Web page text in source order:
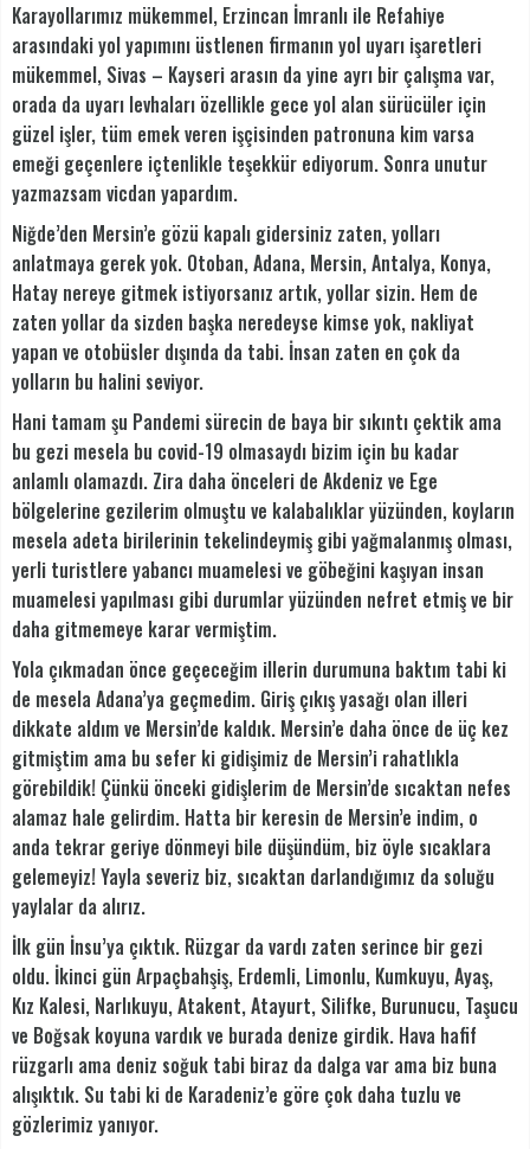
Karayollarımız mükemmel, Erzincan İmranlı ile Refahiye
arasındaki yol yapımını üstlenen firmanın yol uyarı işaretleri
mükemmel, Sivas – Kayseri arasın da yine ayrı bir çalışma var,
orada da uyarı levhaları özellikle gece yol alan sürücüler için
güzel işler, tüm emek veren işçisinden patronuna kim varsa
emeği geçenlere içtenlikle teşekkür ediyorum. Sonra unutur
yazmazsam vicdan yapardım.
Niğde’den Mersin’e gözü kapalı gidersiniz zaten, yolları
anlatmaya gerek yok. Otoban, Adana, Mersin, Antalya, Konya,
Hatay nereye gitmek istiyorsanız artık, yollar sizin. Hem de
zaten yollar da sizden başka neredeyse kimse yok, nakliyat
yapan ve otobüsler dışında da tabi. İnsan zaten en çok da
yolların bu halini seviyor.
Hani tamam şu Pandemi sürecin de baya bir sıkıntı çektik ama
bu gezi mesela bu covid-19 olmasaydı bizim için bu kadar
anlamlı olamazdı. Zira daha önceleri de Akdeniz ve Ege
bölgelerine gezilerim olmuştu ve kalabalıklar yüzünden, koyların
mesela adeta birilerinin tekelindeymiş gibi yağmalanmış olması,
yerli turistlere yabancı muamelesi ve göbeğini kaşıyan insan
muamelesi yapılması gibi durumlar yüzünden nefret etmiş ve bir
daha gitmemeye karar vermiştim.
Yola çıkmadan önce geçeceğim illerin durumuna baktım tabi ki
de mesela Adana’ya geçmedim. Giriş çıkış yasağı olan illeri
dikkate aldım ve Mersin’de kaldık. Mersin’e daha önce de üç kez
gitmiştim ama bu sefer ki gidişimiz de Mersin’i rahatlıkla
görebildik! Çünkü önceki gidişlerim de Mersin’de sıcaktan nefes
alamaz hale gelirdim. Hatta bir keresin de Mersin’e indim, o
anda tekrar geriye dönmeyi bile düşündüm, biz öyle sıcaklara
gelemeyiz! Yayla severiz biz, sıcaktan darlandığımız da soluğu
yaylalar da alırız.
İlk gün İnsu’ya çıktık. Rüzgar da vardı zaten serince bir gezi
oldu. İkinci gün Arpaçbahşiş, Erdemli, Limonlu, Kumkuyu, Ayaş,
Kız Kalesi, Narlıkuyu, Atakent, Atayurt, Silifke, Burunucu, Taşucu
ve Boğsak koyuna vardık ve burada denize girdik. Hava hafif
rüzgarlı ama deniz soğuk tabi biraz da dalga var ama biz buna
alışıktık. Su tabi ki de Karadeniz’e göre çok daha tuzlu ve
gözlerimiz yanıyor.